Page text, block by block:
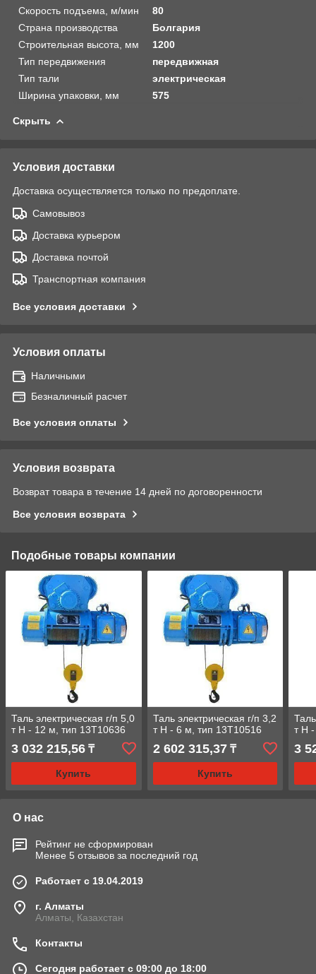
Скорость подъема, м/мин
80
Страна производства
Болгария
Строительная высота, мм
1200
Тип передвижения
передвижная
Тип тали
электрическая
Ширина упаковки, мм
575
Скрыть
Условия доставки
Доставка осуществляется только по предоплате.
Самовывоз
Доставка курьером
Доставка почтой
Транспортная компания
Все условия доставки
Условия оплаты
Наличными
Безналичный расчет
Все условия оплаты
Условия возврата
Возврат товара в течение 14 дней по договоренности
Все условия возврата
Подобные товары компании
Таль электрическая г/п 5,0
т Н - 12 м, тип 13Т10636
3 032 215,56 ₸
Купить
Таль электрическая г/п 3,2
т Н - 6 м, тип 13Т10516
2 602 315,37₸
Купить
т Н
3
О нас
Рейтинг не сформирован
Менее 5 отзывов за последний год
Работает с 19.04.2019
г. Алматы
Алматы, Казахстан
Контакты
Сегодня работает с 09:00 до 18:00